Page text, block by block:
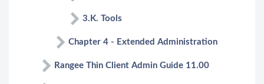
3.K. Tools
Chapter 4 - Extended Administration
Rangee Thin Client Admin Guide 11.00